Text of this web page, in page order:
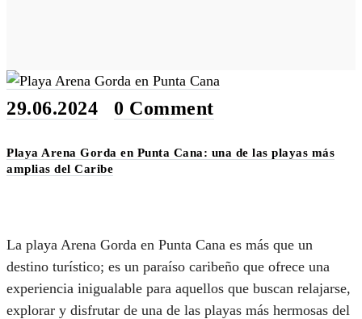
29.06.2024 0 Comment
Playa Arena Gorda en Punta Cana: una de las playas más
amplias del Caribe
La playa Arena Gorda en Punta Cana es más que un
destino turístico; es un paraíso caribeño que ofrece una
experiencia inigualable para aquellos que buscan relajarse,
explorar y disfrutar de una de las playas más hermosas del